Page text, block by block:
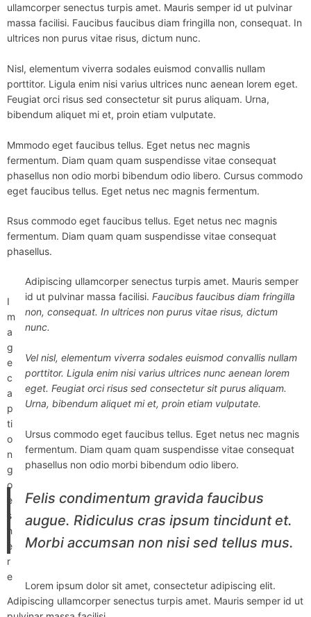
ullamcorper senectus turpis amet. Mauris semper id ut pulvinar
massa facilisi. Faucibus faucibus diam fringilla non, consequat. In
ultrices non purus vitae risus, dictum nunc.
Nisl, elementum viverra sodales euismod convallis nullam
porttitor. Ligula enim nisi varius ultrices nunc aenean lorem eget.
Feugiat orci risus sed consectetur sit purus aliquam. Urna,
bibendum aliquet mi et, proin etiam vulputate.
Mmmodo eget faucibus tellus. Eget netus nec magnis
fermentum. Diam quam quam suspendisse vitae consequat
phasellus non odio morbi bibendum odio libero. Cursus commodo
eget faucibus tellus. Eget netus nec magnis fermentum.
Rsus commodo eget faucibus tellus. Eget netus nec magnis
fermentum. Diam quam quam suspendisse vitae consequat
phasellus.
I
m
a
g
e
c
a
p
ti
o
n
g
o
e
s
h
e
r
e
Adipiscing ullamcorper senectus turpis amet. Mauris semper
id ut pulvinar massa facilisi. Faucibus faucibus diam fringilla
non, consequat. In ultrices non purus vitae risus, dictum
nunc.
Vel nisl, elementum viverra sodales euismod convallis nullam
porttitor. Ligula enim nisi varius ultrices nunc aenean lorem
eget. Feugiat orci risus sed consectetur sit purus aliquam.
Urna, bibendum aliquet mi et, proin etiam vulputate.
Ursus commodo eget faucibus tellus. Eget netus nec magnis
fermentum. Diam quam quam suspendisse vitae consequat
phasellus non odio morbi bibendum odio libero.
Felis condimentum gravida faucibus
augue. Ridiculus cras ipsum tincidunt et.
Morbi accumsan non nisi sed tellus mus.
Lorem ipsum dolor sit amet, consectetur adipiscing elit.
Adipiscing ullamcorper senectus turpis amet. Mauris semper id ut